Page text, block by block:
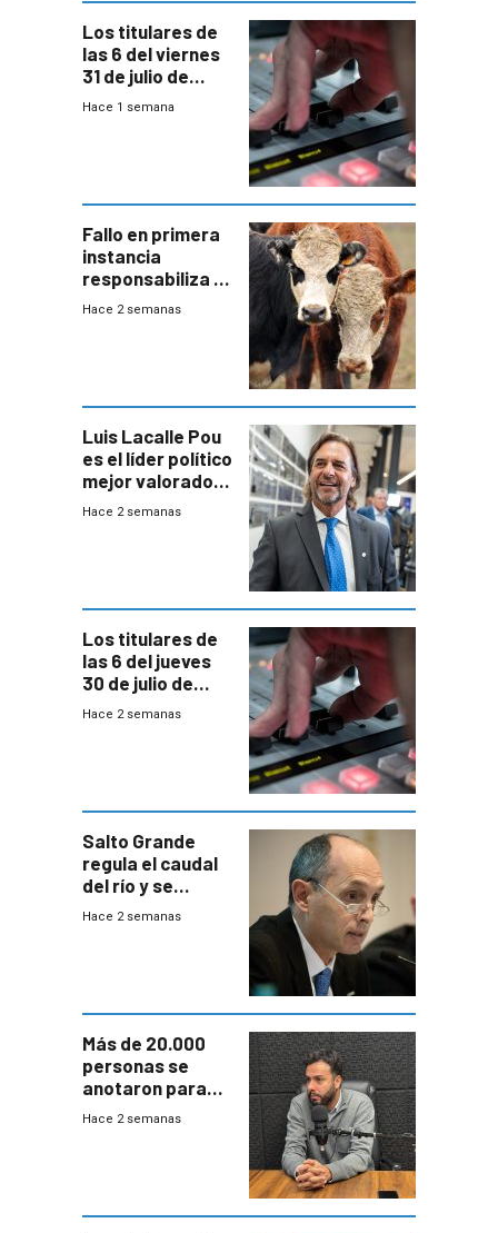
Los titulares de
las 6 del viernes
31 de julio de
2026
Hace 1 semana
Fallo en primera
instancia
responsabiliza al
Estado por falta
Hace 2 semanas
Luis Lacalle Pou
es el líder político
mejor valorado
del país, según
Hace 2 semanas
Los titulares de
las 6 del jueves
30 de julio de
2026
Hace 2 semanas
Salto Grande
regula el caudal
del río y se
prepara para un
Hace 2 semanas
Más de 20.000
personas se
anotaron para
las pruebas
Hace 2 semanas